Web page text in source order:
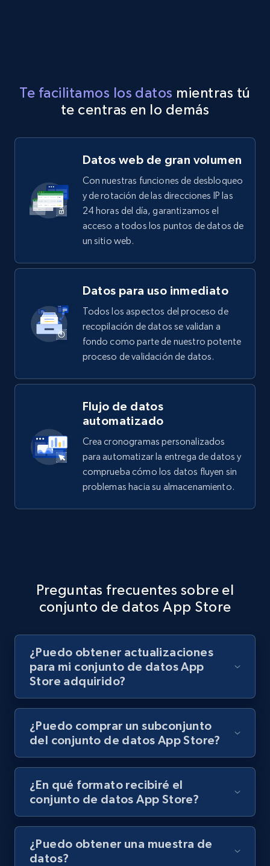
Te facilitamos los datos mientras tú
te centras en lo demás
Datos web de gran volumen
Con nuestras funciones de desbloqueo
y de rotación de las direcciones IP las
24 horas del día, garantizamos el
acceso a todos los puntos de datos de
un sitio web.
Datos para uso inmediato
Todos los aspectos del proceso de
recopilación de datos se validan a
fondo como parte de nuestro potente
proceso de validación de datos.
Flujo de datos
automatizado
Crea cronogramas personalizados
para automatizar la entrega de datos y
comprueba cómo los datos fluyen sin
problemas hacia su almacenamiento.
Preguntas frecuentes sobre el
conjunto de datos App Store
¿Puedo obtener actualizaciones
para mi conjunto de datos App
Store adquirido?
¿Puedo comprar un subconjunto
del conjunto de datos App Store?
¿En qué formato recibiré el
conjunto de datos App Store?
¿Puedo obtener una muestra de
datos?